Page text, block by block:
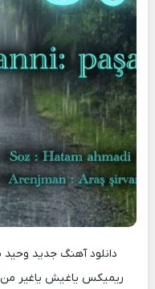
ریمیکس یاغیش یاغیر من